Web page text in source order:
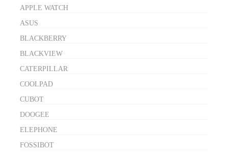
APPLE WATCH
ASUS
BLACKBERRY
BLACKVIEW
CATERPILLAR
COOLPAD
CUBOT
DOOGEE
ELEPHONE
FOSSIBOT